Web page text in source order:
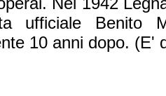
ufficiale Benito
10 anni dopo. (E'